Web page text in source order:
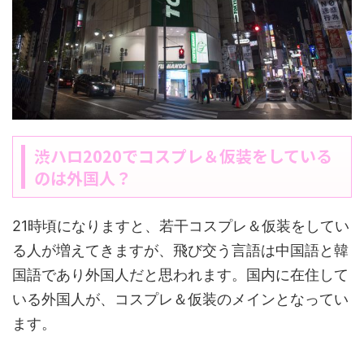
渋ハロ2020でコスプレ＆仮装をしている
のは外国人？
21時頃になりますと、若干コスプレ＆仮装をしてい
る人が増えてきますが、飛び交う言語は中国語と韓
国語であり外国人だと思われます。国内に在住して
いる外国人が、コスプレ＆仮装のメインとなってい
ます。